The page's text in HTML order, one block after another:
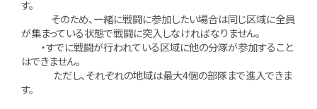
す。
そのため、一緒に戦闘に参加したい場合は同じ区域に全員
が集まっている状態で戦闘に突入しなければなりません。
・すでに戦闘が行われている区域に他の分隊が参加すること
はできません。
ただし、それぞれの地域は最大4個の部隊まで進入できま
す。